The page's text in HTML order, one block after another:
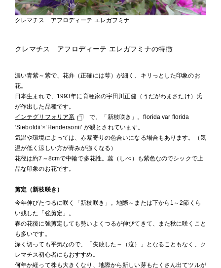
クレマチス アフロディーテ エレガフミナ
クレマチス アフロディーテ エレガフミナの特徴
濃い青紫～紫で、花弁（正確には萼）が細く、キリっとした印象のお
花。
日本生まれで、1993年に育種家の宇田川正健（うだがわまさたけ）氏
が作出した品種です。
インテグリフォリア系
で、「新枝咲き」。florida var florida
‘Sieboldii’×’Hendersonii’ が親とされています。
気温や環境によっては、赤紫寄りの色合いになる場合もあります。（気
温が低く涼しい方が青みが強くなる）
花径は約7～8cmで中輪で多花性。蕊（しべ）も紫色なのでシックで上
品な印象のお花です。
剪定（新枝咲き）
今年伸びたつるに咲く「新枝咲き」。地際～または下から1～2節くら
い残した「強剪定」。
春の花後に強剪定しても勢いよくつるが伸びてきて、また秋に咲くこと
も多いです。
深く切っても平気なので、「失敗した～（泣）」となることもなく、ク
レマチス初心者にもおすすめ。
何年か経って株も大きくなり、地際から新しい芽もたくさん出てツルが